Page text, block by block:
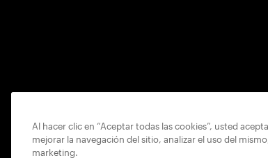
Al hacer clic en “Aceptar todas las cookies”, usted
mejorar la navegación del sitio, analizar el uso del
marketing.